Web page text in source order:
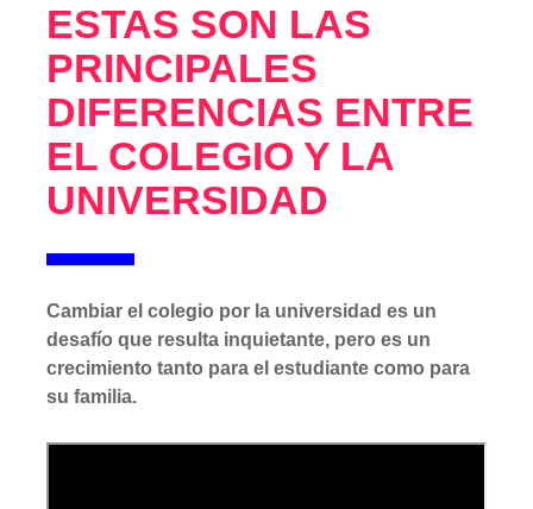
ESTAS SON LAS
PRINCIPALES
DIFERENCIAS ENTRE
EL COLEGIO Y LA
UNIVERSIDAD
Cambiar el colegio por la universidad es un
desafío que resulta inquietante, pero es un
crecimiento tanto para el estudiante como para
su familia.